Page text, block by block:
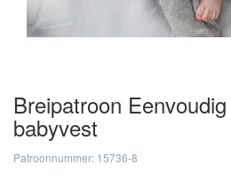
Breipatroon
babyvest
Patroonnummer: 15736-8